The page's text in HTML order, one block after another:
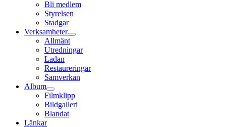
Bli medlem
Styrelsen
Stadgar
Verksamheter
Allmänt
Utredningar
Ladan
Restaureringar
Samverkan
Album
Filmklipp
Bildgalleri
Blandat
Länkar